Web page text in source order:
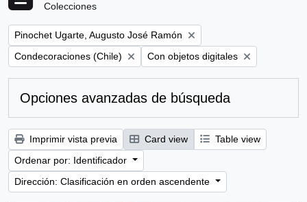
Colecciones
Remove filter:
Pinochet Ugarte, Augusto José Ramón
Remove filter:
Condecoraciones (Chile) Remove filter:
Con objetos digitales
Opciones avanzadas de búsqueda
Imprimir vista previa Card view
Table view
Ordenar por: Identificador
Dirección: Clasificación en orden ascendente